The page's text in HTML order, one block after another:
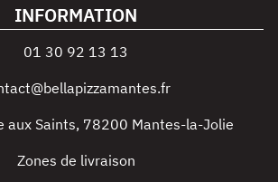
INFORMATION
01 30 92 13 13
aux Saints, 78200 Mantes-la-Jolie
Zones de livraison